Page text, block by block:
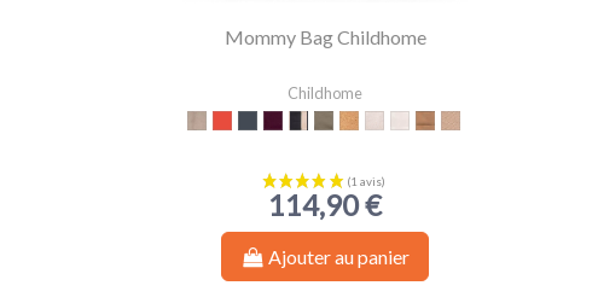
Mommy Bag Childhome
Childhome
114,90 €
BeigeRouge
NoirAubergine
Noir & Or
KakiTeddy Beige
Teddy Offwhite
Offwhite Black
Suede-look
Raffia Look
Ajouter au panier